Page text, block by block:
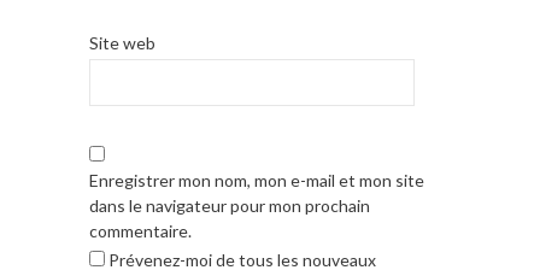
Site web
Enregistrer mon nom, mon e-mail et mon site
dans le navigateur pour mon prochain
commentaire.
Prévenez-moi de tous les nouveaux